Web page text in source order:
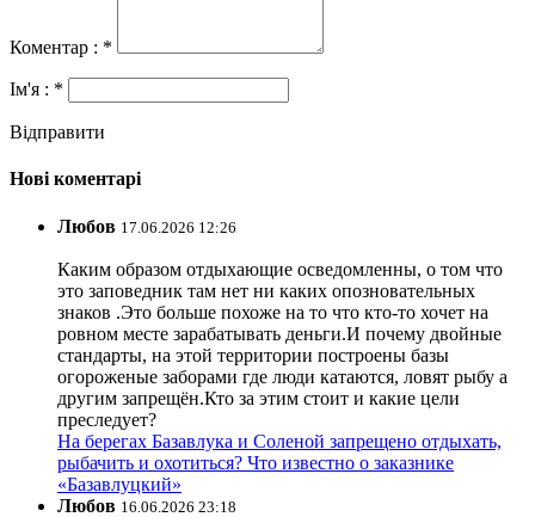
Коментар : *
Ім'я : *
Відправити
Нові коментарі
Любов 17.06.2026 12:26
Каким образом отдыхающие осведомленны, о том что
это заповедник там нет ни каких опозновательных
знаков .Это больше похоже на то что кто-то хочет на
ровном месте зарабатывать деньги.И почему двойные
стандарты, на этой территории построены базы
огороженые заборами где люди катаются, ловят рыбу а
другим запрещён.Кто за этим стоит и какие цели
преследует?
На берегах Базавлука и Соленой запрещено отдыхать,
рыбачить и охотиться? Что известно о заказнике
«Базавлуцкий»
Любов 16.06.2026 23:18